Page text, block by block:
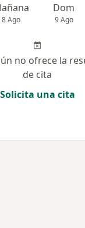
8 Ago
Dom
9 Ago
no ofrece la
de cita
Solicita una cita